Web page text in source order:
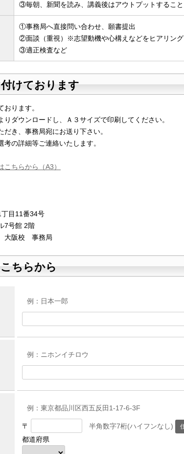
③毎朝、新聞を読み、講義後はアウトプットすること
①事務局へ直接問い合わせ、願書提出
②面談（重視）※志望動機や心構えなどをヒアリング
③適正検査など
けております
おります。
りダウンロードし、Ａ３サイズで印刷してください。
だき、事務局宛にお送り下さい。
考の詳細等ご連絡いたします。
こちらから（A3）
目11番34号
7号館 2階
大阪校 事務局
ちらから
例：日本一郎
例：ニホンイチロウ
例：東京都品川区西五反田1-17-6-3F
〒
半角数字7桁(ハイフンなし)
都道府県